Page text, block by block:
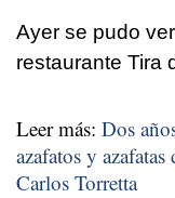
Ayer se pudo
restaurante Tira
Leer más: Dos
azafatos y
Carlos Torretta